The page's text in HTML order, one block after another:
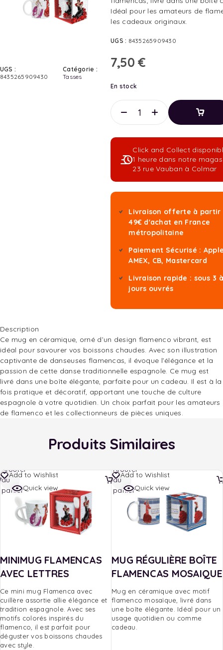
UGS :
8435265909430
Catégorie :
Tasses
Idéal pour les amateurs de
les cadeaux originaux.
UGS : 8435265909430
7,50 €
En stock
Panier
Ajouter
Au
Panier
Click and Collect
1 heure dans notre
23 rue Vauban à Colmar
Livraison offerte à partir
49€ d'achat en France
métropolitaine
Paiement Sécurisé :
AMEX, CB, Mastercard
Livraison rapide : sous 3
jours ouvrés
Description
Ce mug en céramique, orné d’un design flamenco vibrant, est
idéal pour savourer vos boissons chaudes. Avec son illustration
captivante de danseuses flamencas, il évoque l’élégance et la
passion de cette danse traditionnelle espagnole. Ce mug est
livré dans une boîte élégante, parfaite pour un cadeau. Il est à la
fois pratique et décoratif, apportant une touche de culture
espagnole à votre quotidien. Un choix parfait pour les amateurs
de flamenco et les collectionneurs de pièces uniques.
Produits Similaires
Add to Wishlist
Quick view
MINIMUG FLAMENCAS
AVEC LETTRES
Ce mini mug Flamenca avec
cuillère assortie allie élégance et
tradition espagnole. Avec ses
motifs colorés inspirés du
flamenco, il est parfait pour
déguster vos boissons chaudes
avec style.
Ajouter
au
panier
Add to Wishlist
Quick view
MUG RÉGULIÈRE BOÎTE
FLAMENCAS MOSAIQUE
Mug en céramique avec motif
flamenco mosaïque, livré dans
une boîte élégante. Idéal pour un
usage quotidien ou comme
cadeau.
Ajouter
au
panier